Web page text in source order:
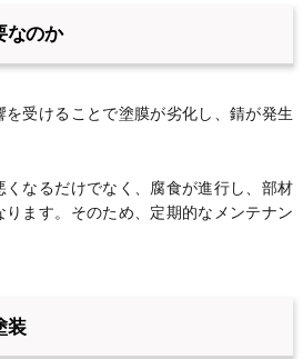
なのか
受けることで塗膜が劣化し、錆が発生
なるだけでなく、腐食が進行し、部材
ます。そのため、定期的なメンテナン
装